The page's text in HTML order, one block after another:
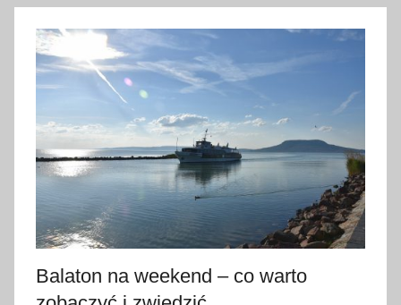
m
a
j
a
0
1
7
Balaton na weekend – co warto